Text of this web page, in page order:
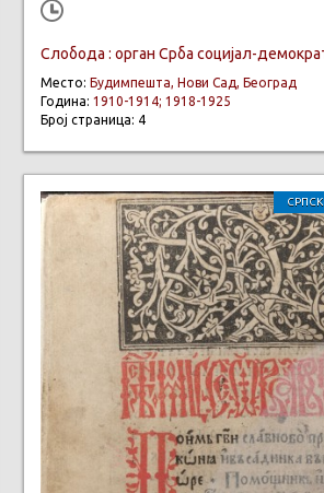
Слобода : орган Срба социјал-
Место: Будимпешта, Нови Сад, Београд
Година: 1910-1914; 1918-1925
Број страница: 4